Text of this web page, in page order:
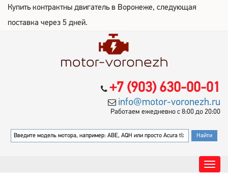
Купить контрактны двигатель в Воронеже, следующая
поставка через 5 дней.
+7 (903) 630-00-01
info@motor-voronezh.ru
Работаем ежедневно с 8:00 до 20:00